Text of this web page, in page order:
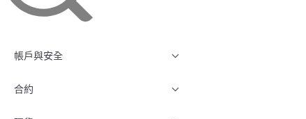
帳戶與安全
合約